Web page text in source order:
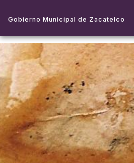
Gobierno Municipal de Zacatelco